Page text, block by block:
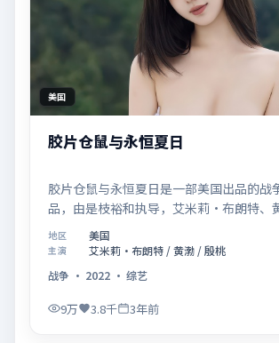
美国
胶片仓鼠与永恒夏日
胶片仓鼠与永恒夏日是一部美国出品的战
品，由是枝裕和执导，艾米莉·布朗特、
联合主演，于2022年10月17日在院线首映
「记忆拼图里的真相碎片」展开叙事，镜
富有张力，节奏起伏得当，人物弧光完整
调度强化了类型片的观感体验，亦留有可
空间，适合关注现实主义叙事与人物关系
地区 美国
主演
艾米莉·布朗特 / 黄渤 / 殷桃
战争 · 2022 · 综艺
9万 3.8千 3年前